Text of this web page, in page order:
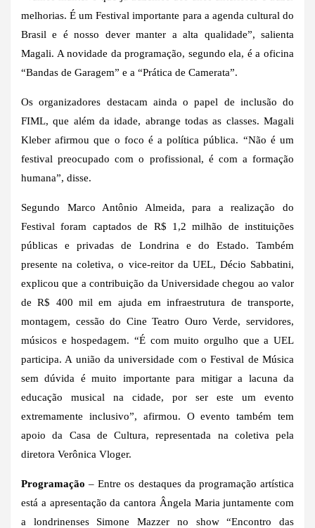
melhorias. É um Festival importante para a agenda cultural do
Brasil e é nosso dever manter a alta qualidade”, salienta
Magali. A novidade da programação, segundo ela, é a oficina
“Bandas de Garagem” e a “Prática de Camerata”.
Os organizadores destacam ainda o papel de inclusão do
FIML, que além da idade, abrange todas as classes. Magali
Kleber afirmou que o foco é a política pública. “Não é um
festival preocupado com o profissional, é com a formação
humana”, disse.
Segundo Marco Antônio Almeida, para a realização do
Festival foram captados de R$ 1,2 milhão de instituições
públicas e privadas de Londrina e do Estado. Também
presente na coletiva, o vice-reitor da UEL, Décio Sabbatini,
explicou que a contribuição da Universidade chegou ao valor
de R$ 400 mil em ajuda em infraestrutura de transporte,
montagem, cessão do Cine Teatro Ouro Verde, servidores,
músicos e hospedagem. “É com muito orgulho que a UEL
participa. A união da universidade com o Festival de Música
sem dúvida é muito importante para mitigar a lacuna da
educação musical na cidade, por ser este um evento
extremamente inclusivo”, afirmou. O evento também tem
apoio da Casa de Cultura, representada na coletiva pela
diretora Verônica Vloger.
Programação – Entre os destaques da programação artística
está a apresentação da cantora Ângela Maria juntamente com
a londrinenses Simone Mazzer no show “Encontro das